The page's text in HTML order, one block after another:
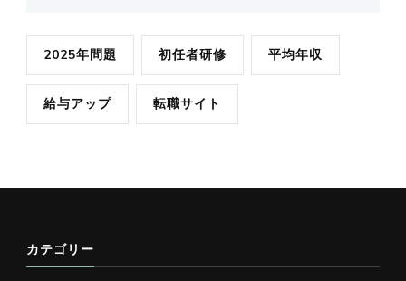
2025年問題 初任者研修 平均年収
給与アップ 転職サイト
カテゴリー